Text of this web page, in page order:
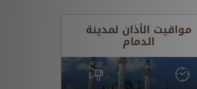
مواقيت الأذان لمدينة
الدمام